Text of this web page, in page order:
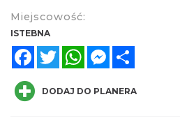
Robimy budki dla ptaków -
warsztatowe
Istebna
Miejscowość:
ISTEBNA
FacebookTwitterWhatsAppMessenger
DODAJ DO PLANERA